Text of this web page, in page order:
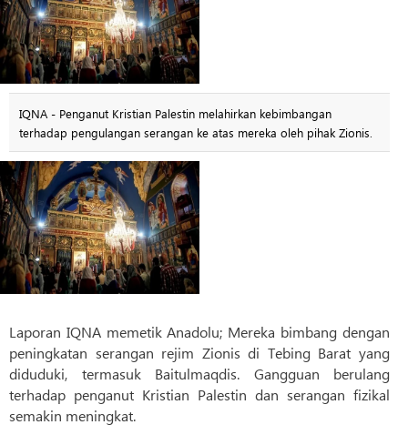
IQNA - Penganut Kristian Palestin melahirkan kebimbangan
terhadap pengulangan serangan ke atas mereka oleh pihak Zionis.
Laporan IQNA memetik Anadolu; Mereka bimbang dengan
peningkatan serangan rejim Zionis di Tebing Barat yang
diduduki, termasuk Baitulmaqdis. Gangguan berulang
terhadap penganut Kristian Palestin dan serangan fizikal
semakin meningkat.